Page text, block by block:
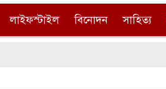
লাইফস্টাইল বিনোদন সাহিত্য